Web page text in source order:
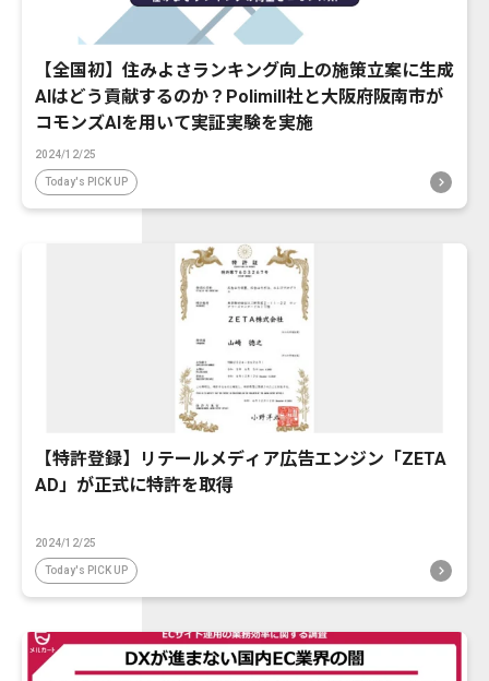
【全国初】住みよさランキング向上の施策立案に生成
AIはどう貢献するのか？Polimill社と大阪府阪南市が
コモンズAIを用いて実証実験を実施
2024/12/25
Today's PICK UP
【特許登録】リテールメディア広告エンジン「ZETA
AD」が正式に特許を取得
2024/12/25
Today's PICK UP